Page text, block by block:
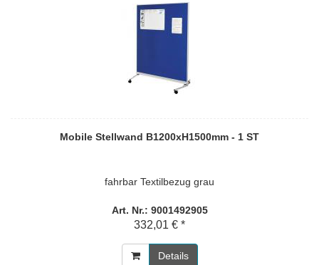
Mobile Stellwand B1200xH1500mm - 1 ST
fahrbar Textilbezug grau
Art. Nr.: 9001492905
332,01 € *
Details